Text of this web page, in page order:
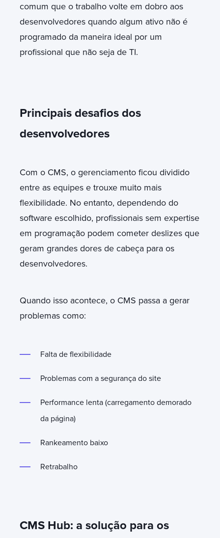
comum que o trabalho volte em dobro aos
desenvolvedores quando algum ativo não é
programado da maneira ideal por um
profissional que não seja de TI.
Principais desafios dos
desenvolvedores
Com o CMS, o gerenciamento ficou dividido
entre as equipes e trouxe muito mais
flexibilidade. No entanto, dependendo do
software escolhido, profissionais sem expertise
em programação podem cometer deslizes que
geram grandes dores de cabeça para os
desenvolvedores.
Quando isso acontece, o CMS passa a gerar
problemas como:
Falta de flexibilidade
Problemas com a segurança do site
Performance lenta (carregamento demorado
da página)
Rankeamento baixo
Retrabalho
CMS Hub: a solução para os